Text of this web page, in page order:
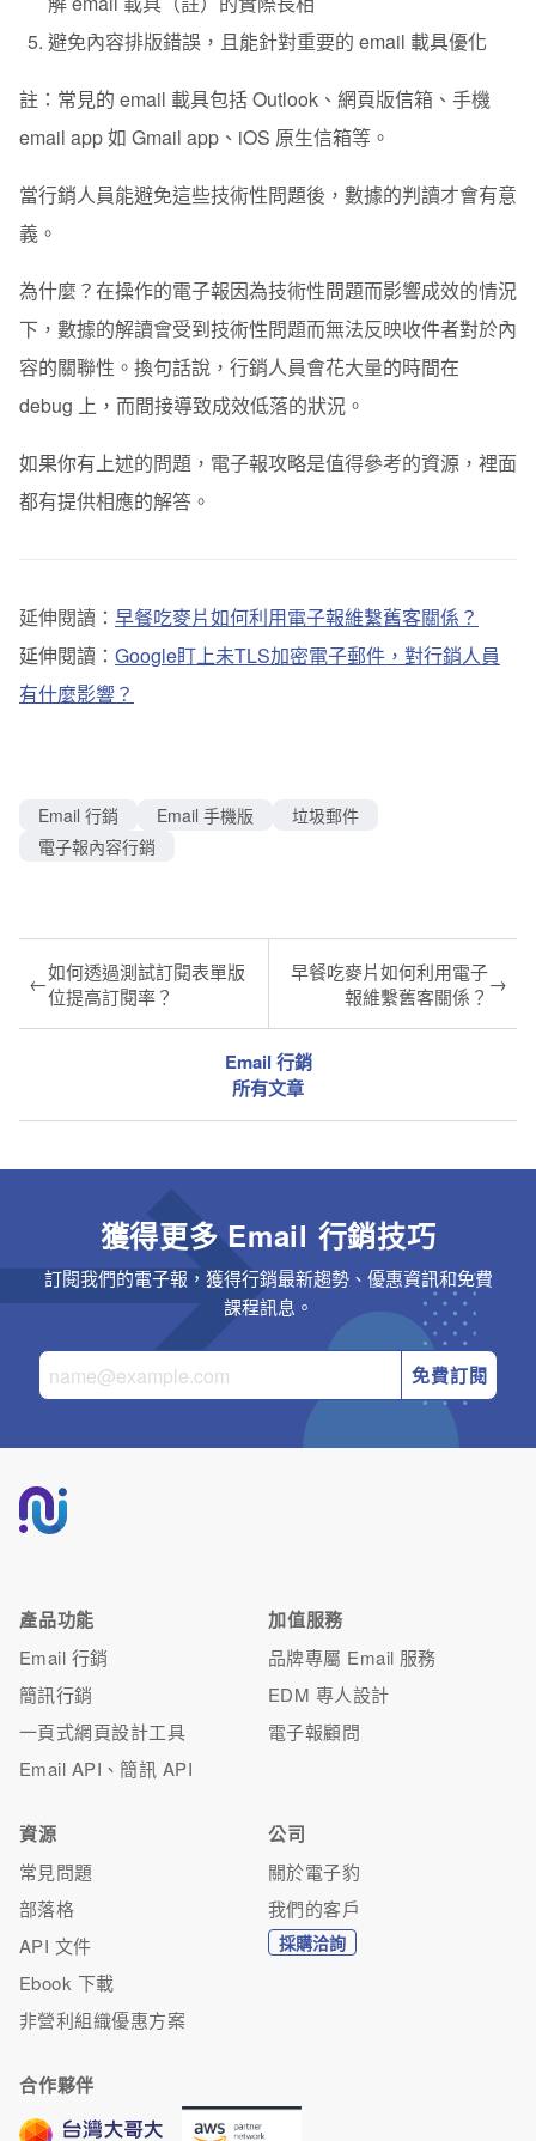
避免內容排版錯誤，且能針對重要的 email 載具優化
註：常見的 email 載具包括 Outlook、網頁版信箱、手機
email app 如 Gmail app、iOS 原生信箱等。
當行銷人員能避免這些技術性問題後，數據的判讀才會有意
義。
為什麼？在操作的電子報因為技術性問題而影響成效的情況
下，數據的解讀會受到技術性問題而無法反映收件者對於內
容的關聯性。換句話說，行銷人員會花大量的時間在
debug 上，而間接導致成效低落的狀況。
如果你有上述的問題，電子報攻略是值得參考的資源，裡面
都有提供相應的解答。
延伸閱讀： 早餐吃麥片如何利用電子報維繫舊客關係？
延伸閱讀： Google盯上未TLS加密電子郵件，對行銷人員
有什麼影響？
Email 行銷 Email 手機版
垃圾郵件
電子報內容行銷
←如何透過測試訂閱表單版
位提高訂閱率？
Email 行銷
所有文章
早餐吃麥片如何利用電子
報維繫舊客關係？ →
獲得更多 Email 行銷技巧
訂閱我們的電子報，獲得行銷最新趨勢、優惠資訊和免費
課程訊息。
免費訂閱
產品功能
Email 行銷
簡訊行銷
一頁式網頁設計工具
Email API、簡訊 API
加值服務
品牌專屬 Email 服務
EDM 專人設計
電子報顧問
資源
常見問題
部落格
API 文件
Ebook 下載
非營利組織優惠方案
公司
關於電子豹
我們的客戶
採購洽詢
合作夥伴